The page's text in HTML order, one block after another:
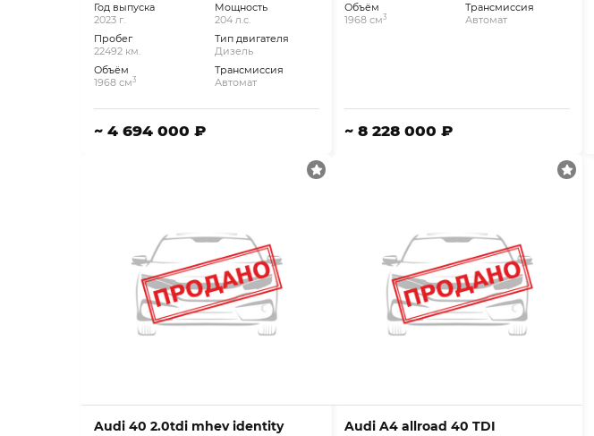
Год выпуска
2023 г.
Пробег
22492 км.
Объём
1968 см3
Мощность
204 л.с.
Тип двигателя
Дизель
Трансмиссия
Автомат
~ 4 694 000 ₽
Объём
1968 см3
Трансмиссия
Автомат
~ 8 228 000 ₽
Audi 40 2.0tdi mhev identity
Audi A4 allroad 40 TDI